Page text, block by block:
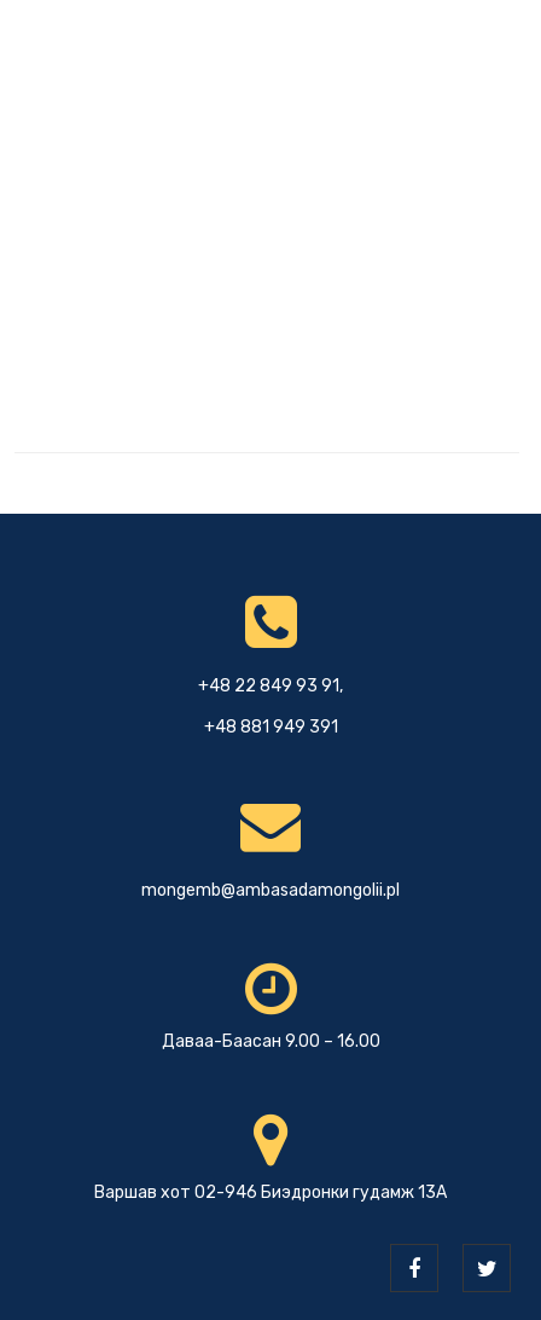
+48 22 849 93 91,
+48 881 949 391
mongemb@ambasadamongolii.pl
Даваа-Баасан 9.00 – 16.00
Варшав хот 02-946 Биэдронки гудамж 13А